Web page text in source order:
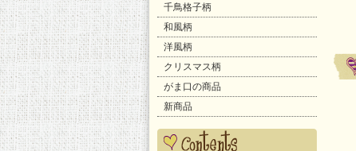
千鳥格子柄
和風柄
洋風柄
クリスマス柄
がま口の商品
新商品